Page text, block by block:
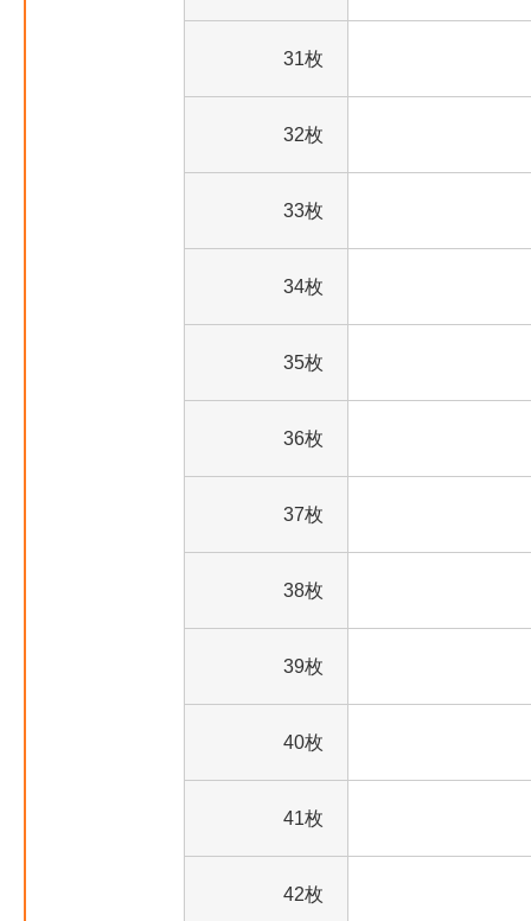
31枚
32枚
33枚
34枚
35枚
36枚
37枚
38枚
39枚
40枚
41枚
42枚